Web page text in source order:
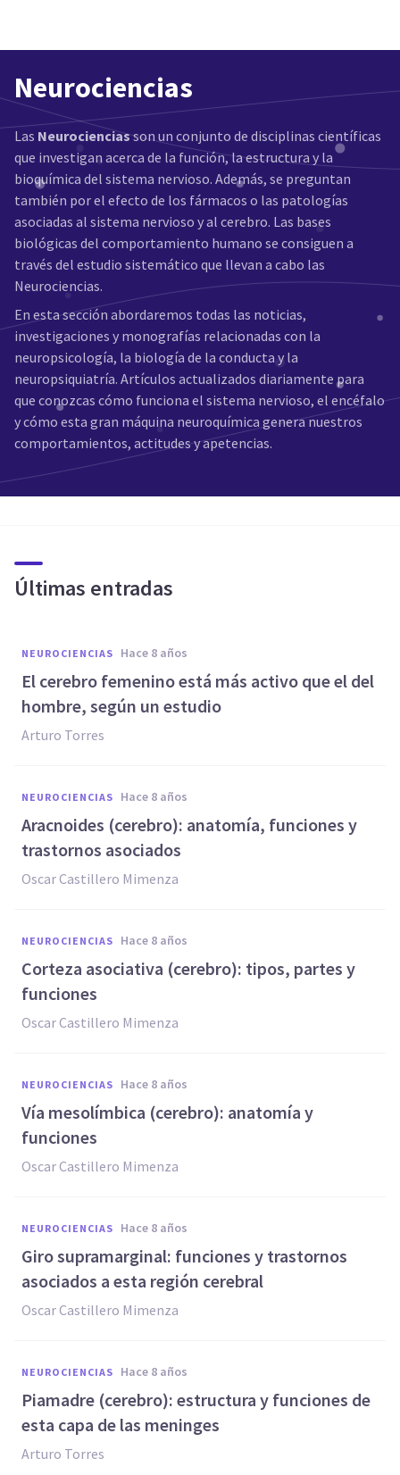
Neurociencias
Las Neurocienciasson un conjunto de disciplinas científicas
que investigan acerca de la función, la estructura y la
bioquímica del sistema nervioso. Además, se preguntan
también por el efecto de los fármacos o las patologías
asociadas al sistema nervioso y al cerebro. Las bases
biológicas del comportamiento humano se consiguen a
través del estudio sistemático que llevan a cabo las
Neurociencias.
En esta sección abordaremos todas las noticias,
investigaciones y monografías relacionadas con la
neuropsicología, la biología de la conducta y la
neuropsiquiatría. Artículos actualizados diariamente para
que conozcas cómo funciona el sistema nervioso, el encéfalo
y cómo esta gran máquina neuroquímica genera nuestros
comportamientos, actitudes y apetencias.
Últimas entradas
NEUROCIENCIAS hace 8 años
El cerebro femenino está más activo que el del
hombre, según un estudio
Arturo Torres
NEUROCIENCIAS hace 8 años
​Aracnoides (cerebro): anatomía, funciones y
trastornos asociados
Oscar Castillero Mimenza
NEUROCIENCIAS hace 8 años
Corteza asociativa (cerebro): tipos, partes y
funciones
Oscar Castillero Mimenza
NEUROCIENCIAS hace 8 años
​Vía mesolímbica (cerebro): anatomía y
funciones
Oscar Castillero Mimenza
NEUROCIENCIAS hace 8 años
Giro supramarginal: funciones y trastornos
asociados a esta región cerebral
Oscar Castillero Mimenza
NEUROCIENCIAS hace 8 años
​Piamadre (cerebro): estructura y funciones de
esta capa de las meninges
Arturo Torres